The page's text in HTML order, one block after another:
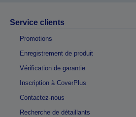
Service clients
Promotions
Enregistrement de produit
Vérification de garantie
Inscription à CoverPlus
Contactez-nous
Recherche de détaillants